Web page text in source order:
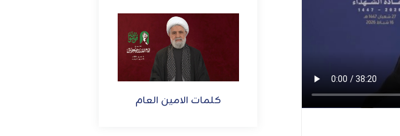
كلمات الامين العام
كلمات الامين العام